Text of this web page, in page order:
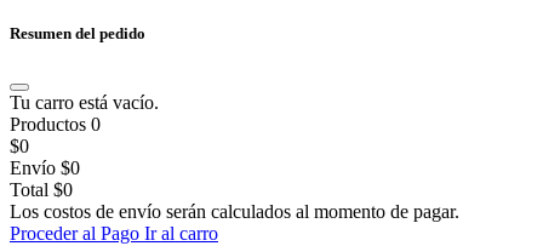
Resumen del pedido
Tu carro está vacío.
Productos 0
$0
Envío $0
Total $0
Los costos de envío serán calculados al momento de pagar.
Proceder al Pago Ir al carro